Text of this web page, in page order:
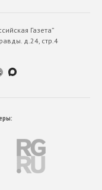
Газета”
д.24, стр.4